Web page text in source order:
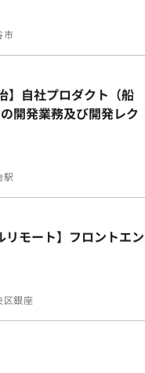
市
】自社プロダクト（船
開発業務及び開発レク
駅
モート】フロントエン
区銀座